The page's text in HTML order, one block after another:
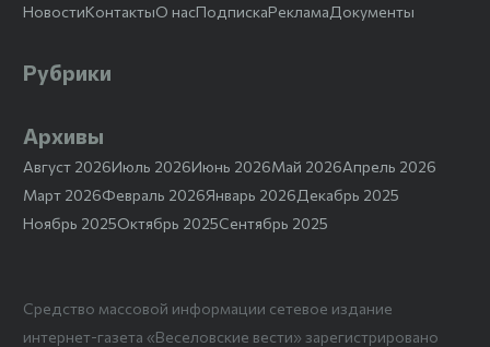
НовостиКонтактыО насПодпискаРекламаДокументы
Рубрики
Архивы
Август 2026Июль 2026Июнь 2026Май 2026Апрель 2026
Март 2026Февраль 2026Январь 2026Декабрь 2025
Ноябрь 2025Октябрь 2025Сентябрь 2025
Средство массовой информации сетевое издание
интернет-газета «Веселовские вести» зарегистрировано